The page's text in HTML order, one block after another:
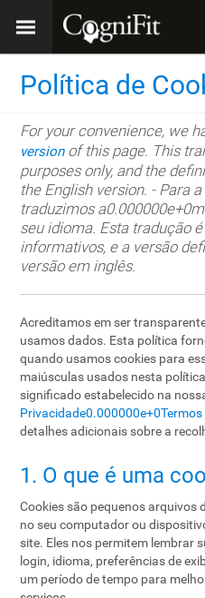
Política de
For your convenience, we
versionof this page. This
purposes only, and the
the English version. - Para
traduzimos
seu idioma. Esta tradução
informativos, e a versão
versão em inglês.
Acreditamos em ser
usamos dados. Esta política
quando usamos cookies para
maiúsculas usados ​​nesta
significado estabelecido na
Privacidade0.000000e+0
detalhes adicionais sobre a
1. O que é uma
Cookies são pequenos arquivos
no seu computador ou
site. Eles nos permitem lembrar
login, idioma, preferências de
um período de tempo para